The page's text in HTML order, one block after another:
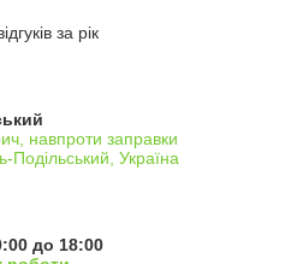
за рік
навпроти заправки
Україна
до 18:00